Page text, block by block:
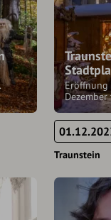
Eröffnung
Traunstein